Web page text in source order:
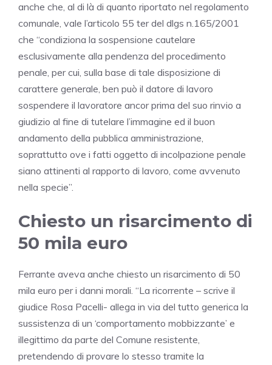
anche che, al di là di quanto riportato nel regolamento
comunale, vale l’articolo 55 ter del dlgs n.165/2001
che “condiziona la sospensione cautelare
esclusivamente alla pendenza del procedimento
penale, per cui, sulla base di tale disposizione di
carattere generale, ben può il datore di lavoro
sospendere il lavoratore ancor prima del suo rinvio a
giudizio al fine di tutelare l’immagine ed il buon
andamento della pubblica amministrazione,
soprattutto ove i fatti oggetto di incolpazione penale
siano attinenti al rapporto di lavoro, come avvenuto
nella specie”.
Chiesto un risarcimento di
50 mila euro
Ferrante aveva anche chiesto un risarcimento di 50
mila euro per i danni morali. “La ricorrente – scrive il
giudice Rosa Pacelli- allega in via del tutto generica la
sussistenza di un ‘comportamento mobbizzante’ e
illegittimo da parte del Comune resistente,
pretendendo di provare lo stesso tramite la